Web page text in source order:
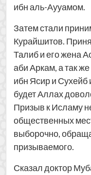
ибн аль-Аууамом.
Затем стали
Курайшитов.
Талиб и его жена
аби Аркам, а так
ибн Ясир и
будет Аллах
Призыв к Исламу
общественных
выборочно,
призываемого.
Сказал доктор